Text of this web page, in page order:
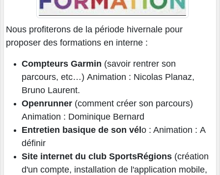
Nous profiterons de la période hivernale pour
proposer des formations en interne :
Compteurs Garmin (savoir rentrer son
parcours, etc…) Animation : Nicolas Planaz,
Bruno Laurent.
Openrunner (comment créer son parcours)
Animation : Dominique Bernard
Entretien basique de son vélo : Animation : A
définir
Site internet du club SportsRégions (création
d'un compte, installation de l'application mobile,